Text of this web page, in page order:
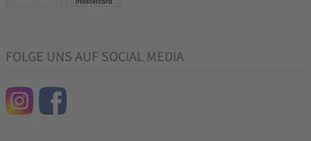
FOLGE UNS AUF SOCIAL MEDIA